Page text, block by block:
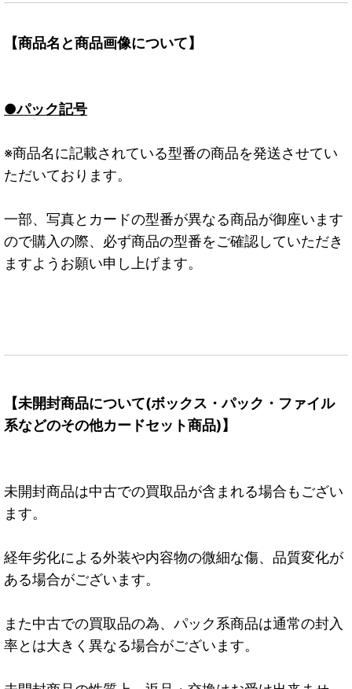
【商品名と商品画像について】
●パック記号
※商品名に記載されている型番の商品を発送させてい
ただいております。
一部、写真とカードの型番が異なる商品が御座います
ので購入の際、必ず商品の型番をご確認していただき
ますようお願い申し上げます。
【未開封商品について(ボックス・パック・ファイル
系などのその他カードセット商品)】
未開封商品は中古での買取品が含まれる場合もござい
ます。
経年劣化による外装や内容物の微細な傷、品質変化が
ある場合がございます。
また中古での買取品の為、パック系商品は通常の封入
率とは大きく異なる場合がございます。